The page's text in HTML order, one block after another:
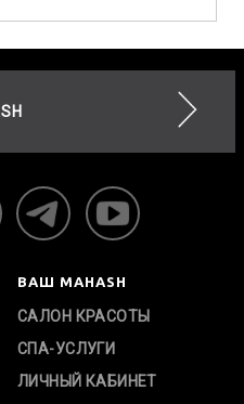
ВАШ MAHASH
САЛОН КРАСОТЫ
СПА-УСЛУГИ
ЛИЧНЫЙ КАБИНЕТ